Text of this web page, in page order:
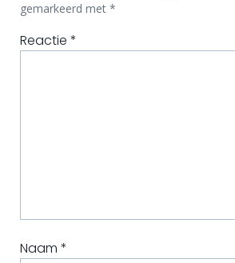
gemarkeerd met *
Reactie *
Naam *